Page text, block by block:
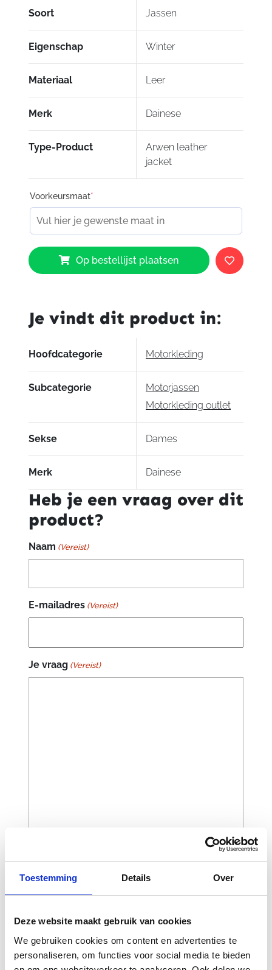
Toestemming Details Over
Deze website maakt gebruik van cookies
We gebruiken cookies om content en advertenties te
personaliseren, om functies voor social media te bieden
Soort Jassen
Eigenschap Winter
Materiaal Leer
Merk Dainese
Type-Product
Arwen leather
jacket
Voorkeursmaat*
Dainese
Arwen
leather
Op bestellijst plaatsen
Je vindt dit product in:
Hoofdcategorie Motorkleding
Subcategorie
Motorjassen
Motorkleding outlet
Sekse Dames
Merk Dainese
Heb je een vraag over dit
product?
Naam (Vereist)
E-mailadres (Vereist)
Je vraag (Vereist)
CAPTCHA